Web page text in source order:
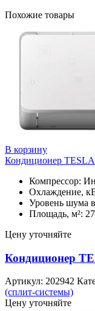
Похожие товары
В корзину
Кондиционер
Компрессор:
Охлаждение,
Уровень шума
Площадь, м²: 27
Цену уточняйте
Кондиционер
Артикул: 202942
(сплит-системы)
Цену уточняйте